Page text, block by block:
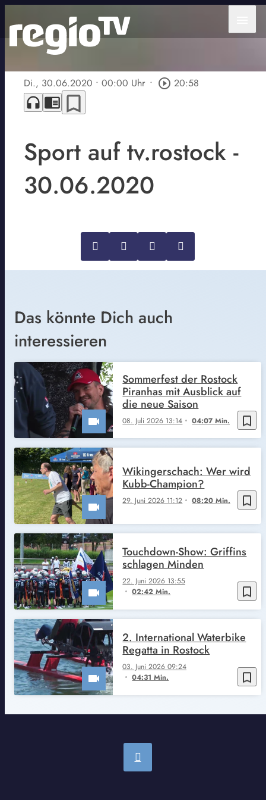
Di., 30.06.2020 • 00:00 Uhr • play_circle_outline 20:58
headphones chrome_reader_mode bookmark_border
Sport auf tv.rostock -
30.06.2020
Das könnte Dich auch
interessieren
bookmark_border
08. Juli 2026 13:14 04:07 Min.
Sommerfest der Rostock
Piranhas mit Ausblick auf
die neue Saison
bookmark_border
29. Juni 2026 11:12 08:20 Min.
Wikingerschach: Wer wird
Kubb-Champion?
bookmark_border
22. Juni 2026 13:55
02:42 Min.
Touchdown-Show: Griffins
schlagen Minden
bookmark_border
03. Juni 2026 09:24
04:31 Min.
2. International Waterbike
Regatta in Rostock